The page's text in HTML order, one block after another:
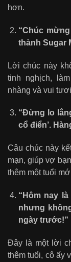
hơn.
“Chúc
thành Sugar
Lời chúc này
tinh nghịch,
nhàng và vui
“Đừng lo
cổ điển’.
Câu chúc này
mạn, giúp vợ
thêm một tuổi
“Hôm nay
nhưng
ngày trước!”
Đây là một lời
thêm tuổi, cô ấy